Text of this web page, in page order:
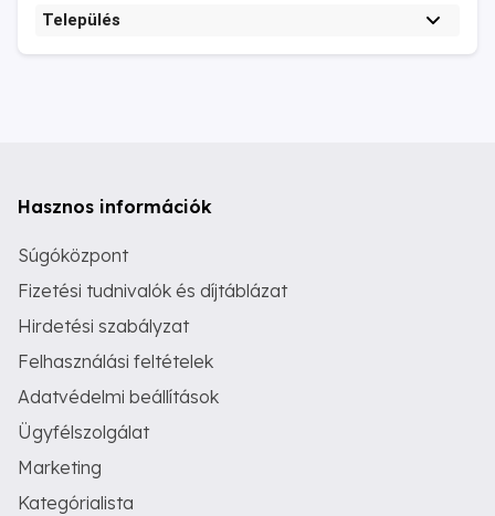
Település
Hasznos információk
Súgóközpont
Fizetési tudnivalók és díjtáblázat
Hirdetési szabályzat
Felhasználási feltételek
Adatvédelmi beállítások
Ügyfélszolgálat
Marketing
Kategórialista